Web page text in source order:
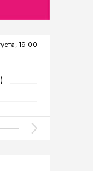
19:00